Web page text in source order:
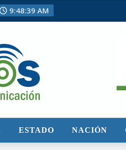
9:48:40 AM
ESTADO NACIÓN